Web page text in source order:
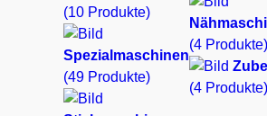
(10 Produkte)
Spezialmaschinen
(49 Produkte)
(4
(4